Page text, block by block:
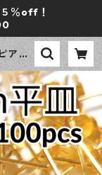
％off！
アス
ッチ
房】